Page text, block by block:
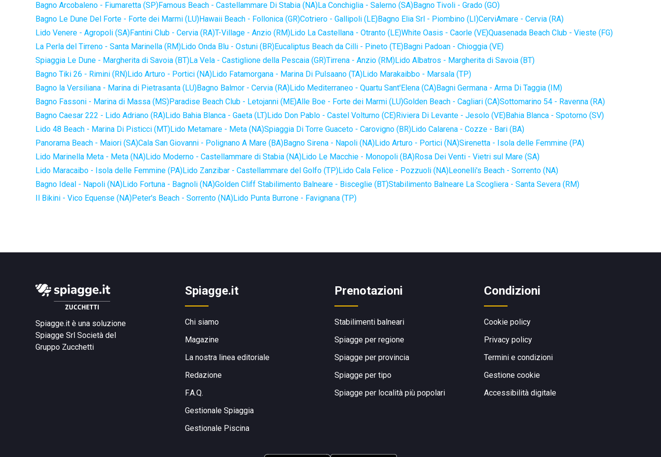
Bagno Arcobaleno - Fiumaretta (SP)Famous Beach - Castellammare Di Stabia (NA)La Conchiglia - Salerno (SA)Bagno Tivoli - Grado (GO)
Bagno Le Dune Del Forte - Forte dei Marmi (LU)Hawaii Beach - Follonica (GR)Cotriero - Gallipoli (LE)Bagno Elia Srl - Piombino (LI)CerviAmare - Cervia (RA)
Lido Venere - Agropoli (SA)Fantini Club - Cervia (RA)T-Village - Anzio (RM)Lido La Castellana - Otranto (LE)White Oasis - Caorle (VE)Quasenada Beach Club - Vieste (FG)
La Perla del Tirreno - Santa Marinella (RM)Lido Onda Blu - Ostuni (BR)Eucaliptus Beach da Cilli - Pineto (TE)Bagni Padoan - Chioggia (VE)
Spiaggia Le Dune - Margherita di Savoia (BT)La Vela - Castiglione della Pescaia (GR)Tirrena - Anzio (RM)Lido Albatros - Margherita di Savoia (BT)
Bagno Tiki 26 - Rimini (RN)Lido Arturo - Portici (NA)Lido Fatamorgana - Marina Di Pulsaano (TA)Lido Marakaibbo - Marsala (TP)
Bagno la Versiliana - Marina di Pietrasanta (LU)Bagno Balmor - Cervia (RA)Lido Mediterraneo - Quartu Sant'Elena (CA)Bagni Germana - Arma Di Taggia (IM)
Bagno Fassoni - Marina di Massa (MS)Paradise Beach Club - Letojanni (ME)Alle Boe - Forte dei Marmi (LU)Golden Beach - Cagliari (CA)Sottomarino 54 - Ravenna (RA)
Bagno Caesar 222 - Lido Adriano (RA)Lido Bahia Blanca - Gaeta (LT)Lido Don Pablo - Castel Volturno (CE)Riviera Di Levante - Jesolo (VE)Bahia Blanca - Spotorno (SV)
Lido 48 Beach - Marina Di Pisticci (MT)Lido Metamare - Meta (NA)Spiaggia Di Torre Guaceto - Carovigno (BR)Lido Calarena - Cozze - Bari (BA)
Panorama Beach - Maiori (SA)Cala San Giovanni - Polignano A Mare (BA)Bagno Sirena - Napoli (NA)Lido Arturo - Portici (NA)Sirenetta - Isola delle Femmine (PA)
Lido Marinella Meta - Meta (NA)Lido Moderno - Castellammare di Stabia (NA)Lido Le Macchie - Monopoli (BA)Rosa Dei Venti - Vietri sul Mare (SA)
Lido Maracaibo - Isola delle Femmine (PA)Lido Zanzibar - Castellammare del Golfo (TP)Lido Cala Felice - Pozzuoli (NA)Leonelli's Beach - Sorrento (NA)
Bagno Ideal - Napoli (NA)Lido Fortuna - Bagnoli (NA)Golden Cliff Stabilimento Balneare - Bisceglie (BT)Stabilimento Balneare La Scogliera - Santa Severa (RM)
Il Bikini - Vico Equense (NA)Peter's Beach - Sorrento (NA)Lido Punta Burrone - Favignana (TP)
Spiagge.it è una soluzione
Spiagge Srl Società del
Gruppo Zucchetti
Spiagge.it
Chi siamo
Magazine
La nostra linea editoriale
Redazione
F.A.Q.
Gestionale Spiaggia
Gestionale Piscina
Prenotazioni
Stabilimenti balneari
Spiagge per regione
Spiagge per provincia
Spiagge per tipo
Spiagge per località più popolari
Condizioni
Cookie policy
Privacy policy
Termini e condizioni
Gestione cookie
Accessibilità digitale